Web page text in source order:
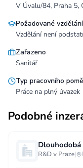
V Úvalu/84, Praha 5,
Požadované vzdělání
Vzdělání není
Zařazeno
Sanitář
Typ pracovního
Práce na plný úvazek
Podobné
R&D v Praze|